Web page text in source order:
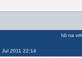
Jul 2011 22:14
Idi na vrh